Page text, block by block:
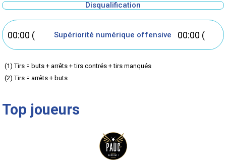
Disqualification
00:00 (
but
Supériorité numérique offensive 00:00 (
(1) Tirs = buts + arrêts + tirs contrés + tirs manqués
(2) Tirs = arrêts + buts
Top joueurs